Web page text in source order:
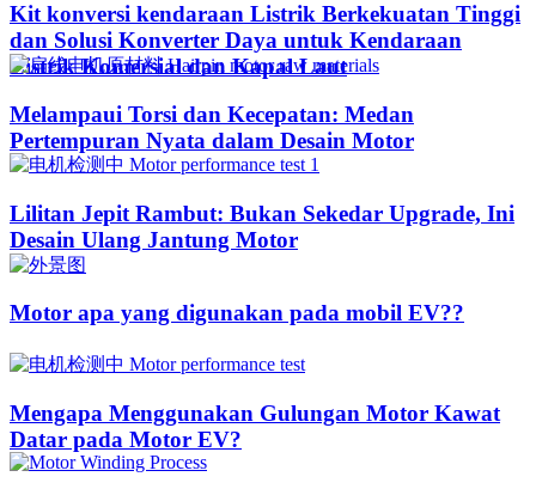
Kit konversi kendaraan Listrik Berkekuatan Tinggi
dan Solusi Konverter Daya untuk Kendaraan
Listrik Komersial dan Kapal Laut
Melampaui Torsi dan Kecepatan: Medan
Pertempuran Nyata dalam Desain Motor
Lilitan Jepit Rambut: Bukan Sekedar Upgrade, Ini
Desain Ulang Jantung Motor
Motor apa yang digunakan pada mobil EV??​​
Mengapa Menggunakan Gulungan Motor Kawat
Datar pada Motor EV?